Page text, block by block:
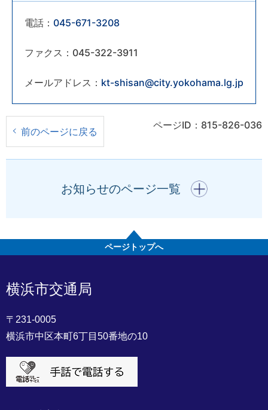
電話： 045-671-3208
ファクス：045-322-3911
メールアドレス： kt-shisan@city.yokohama.lg.jp
前のページに戻る
ページID：815-826-036
お知らせのページ一覧
開く
ページトップへ
横浜市交通局
〒231-0005
横浜市中区本町6丁目50番地の10